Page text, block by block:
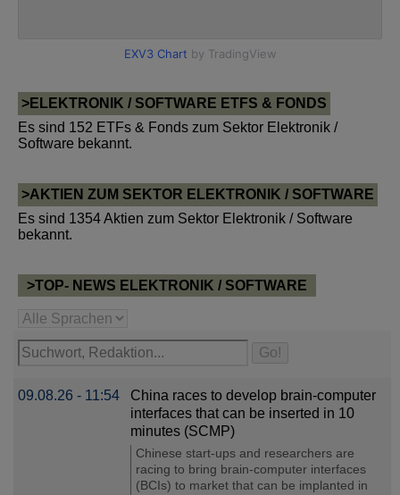
>ELEKTRONIK / SOFTWARE ETFS & FONDS
Es sind 152 ETFs & Fonds zum Sektor Elektronik /
Software bekannt.
>AKTIEN ZUM SEKTOR ELEKTRONIK / SOFTWARE
Es sind 1354 Aktien zum Sektor Elektronik / Software
bekannt.
>TOP- NEWS ELEKTRONIK / SOFTWARE
09.08.26 - 11:54
China races to develop brain-computer
interfaces that can be inserted in 10
minutes (SCMP)
Chinese start-ups and researchers are
racing to bring brain-computer interfaces
(BCIs) to market that can be implanted in